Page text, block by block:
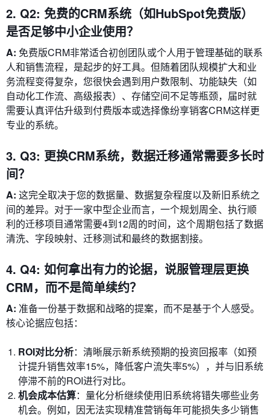
2. Q2: 免费的CRM系统（如HubSpot免费版）
是否足够中小企业使用？
A: 免费版CRM非常适合初创团队或个人用于管理基础的联系
人和销售流程，是起步的好工具。但随着团队规模扩大和业
务流程变得复杂，您很快会遇到用户数限制、功能缺失（如
自动化工作流、高级报表）、存储空间不足等瓶颈，届时就
需要认真评估升级到付费版本或选择像纷享销客CRM这样更
专业的系统。
3. Q3: 更换CRM系统，数据迁移通常需要多长时
间？
A: 这完全取决于您的数据量、数据复杂程度以及新旧系统之
间的差异。对于一家中型企业而言，一个规划周全、执行顺
利的迁移项目通常需要4到12周的时间，这个周期包括了数据
清洗、字段映射、迁移测试和最终的数据割接。
4. Q4: 如何拿出有力的论据，说服管理层更换
CRM，而不是简单续约？
A: 准备一份基于数据和战略的提案，而不是基于个人感受。
核心论据应包括：
ROI对比分析：清晰展示新系统预期的投资回报率（如预
计提升销售效率15%，降低客户流失率5%），并与旧系统
停滞不前的ROI进行对比。
机会成本估算：量化分析继续使用旧系统将错失哪些业务
机会。例如，因无法实现精准营销每年可能损失多少销售